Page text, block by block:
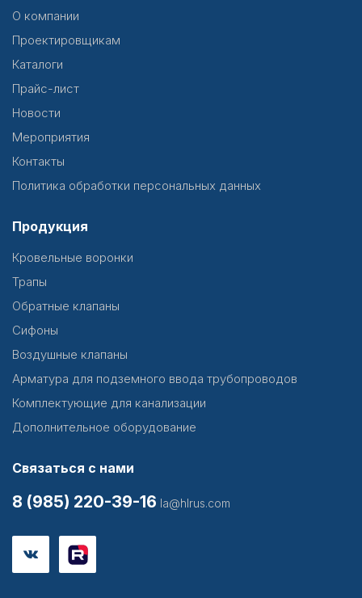
О компании
Проектировщикам
Каталоги
Прайс-лист
Новости
Мероприятия
Контакты
Политика обработки персональных данных
Продукция
Кровельные воронки
Трапы
Обратные клапаны
Сифоны
Воздушные клапаны
Арматура для подземного ввода трубопроводов
Комплектующие для канализации
Дополнительное оборудование
Связаться с нами
8 (985) 220-39-16 la@hlrus.com